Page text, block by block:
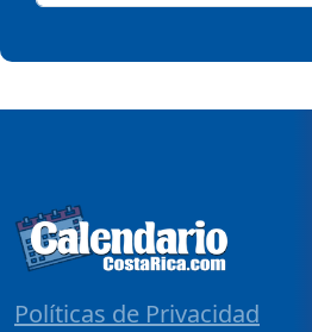
Políticas de Privacidad